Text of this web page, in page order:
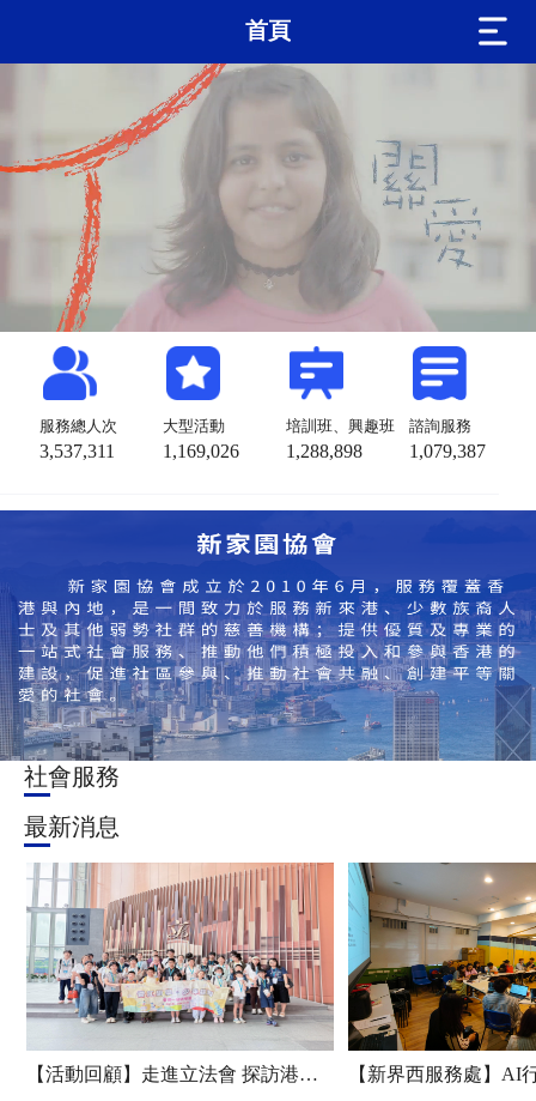
首頁
服務總人次
3,537,311
大型活動
1,169,026
培訓班、興趣班
1,288,898
諮詢服務
1,079,387
社會服務
最新消息
【活動回顧】走進立法會 探訪港科大——新家園協會「香江研學・少年探知」香港一日團圓滿舉行